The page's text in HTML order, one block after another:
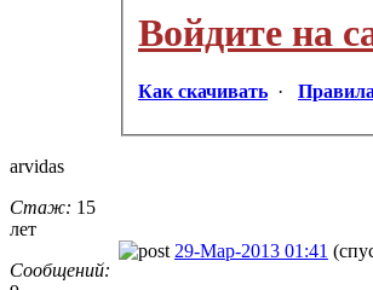
Войдите на
Как скачивать ·
arvidas
Стаж: 15
лет
Сообщений:
29-Мар-2013 01:41